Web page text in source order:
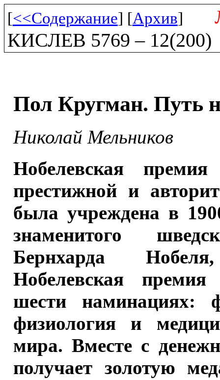
[<<Содержание] [Архив]
КИСЛЕВ 5769 – 12(200)
Пол Кругман. Путь
Николай Мельников
Нобелевская
престижной и
была учреждена в
знаменитого
Бернхарда
Нобелевская
шести наминациях:
физиология и
мира. Вместе с
получает золотую